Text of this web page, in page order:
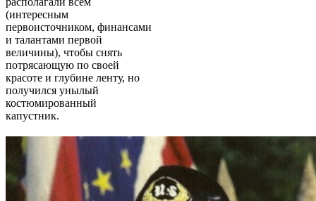
(интересным
первоисточником, финансами
и талантами первой
величины), чтобы снять
потрясающую по своей
красоте и глубине ленту, но
получился унылый
костюмированный
капустник.